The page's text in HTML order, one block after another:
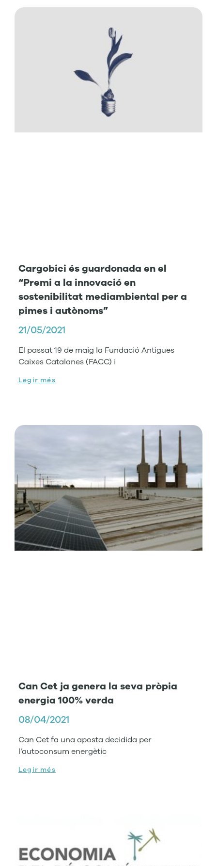
Cargobici és guardonada en el
“Premi a la innovació en
sostenibilitat mediambiental per a
pimes i autònoms”
21/05/2021
El passat 19 de maig la Fundació Antigues
Caixes Catalanes (FACC) i
Legir més
Can Cet ja genera la seva pròpia
energia 100% verda
08/04/2021
Can Cet fa una aposta decidida per
l’autoconsum energètic
Legir més